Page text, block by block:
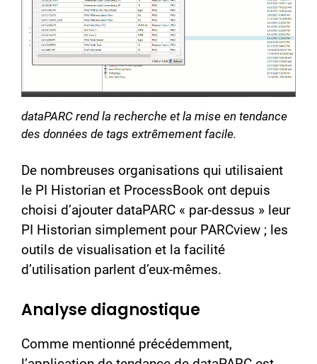
dataPARC rend la recherche et la mise en tendance
des données de tags extrêmement facile.
De nombreuses organisations qui utilisaient
le PI Historian et ProcessBook ont depuis
choisi d’ajouter dataPARC « par-dessus » leur
PI Historian simplement pour PARCview ; les
outils de visualisation et la facilité
d’utilisation parlent d’eux-mêmes.
Analyse diagnostique
Comme mentionné précédemment,